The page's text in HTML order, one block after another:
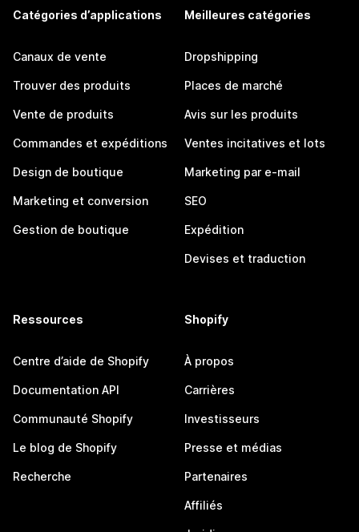
Catégories d’applications
Canaux de vente
Trouver des produits
Vente de produits
Commandes et expéditions
Design de boutique
Marketing et conversion
Gestion de boutique
Meilleures catégories
Dropshipping
Places de marché
Avis sur les produits
Ventes incitatives et lots
Marketing par e-mail
SEO
Expédition
Devises et traduction
Ressources
Centre d’aide de Shopify
Documentation API
Communauté Shopify
Le blog de Shopify
Recherche
Shopify
À propos
Carrières
Investisseurs
Presse et médias
Partenaires
Affiliés